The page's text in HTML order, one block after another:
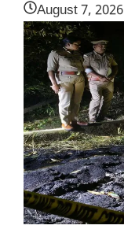
August 7, 2026